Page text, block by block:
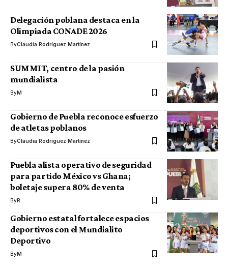
Delegación poblana destaca en la
Olimpiada CONADE 2026
ByClaudia Rodríguez Martínez
SUMMIT, centro de la pasión
mundialista
ByM
Gobierno de Puebla reconoce esfuerzo
de atletas poblanos
ByClaudia Rodríguez Martínez
Puebla alista operativo de seguridad
para partido México vs Ghana;
boletaje supera 80% de venta
ByR
Gobierno estatal fortalece espacios
deportivos con el Mundialito
Deportivo
ByM